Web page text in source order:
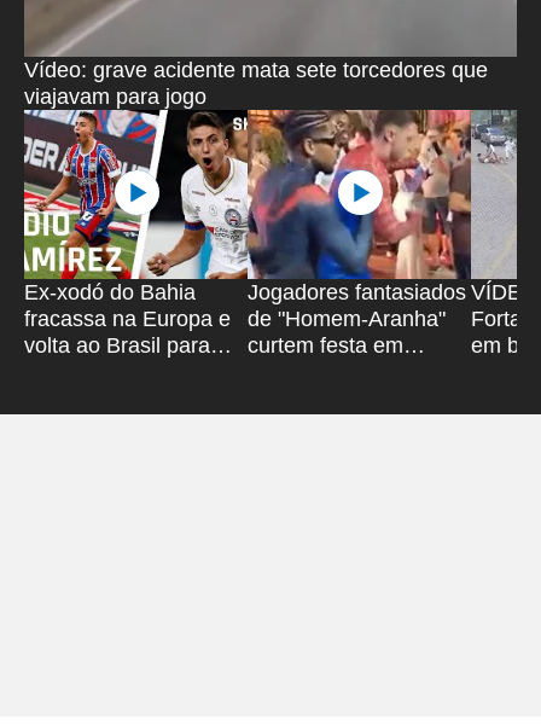
Vídeo: grave acidente mata sete torcedores que
viajavam para jogo
Ex-xodó do Bahia
fracassa na Europa e
volta ao Brasil para
Jogadores fantasiados
de "Homem-Aranha"
curtem festa em
em